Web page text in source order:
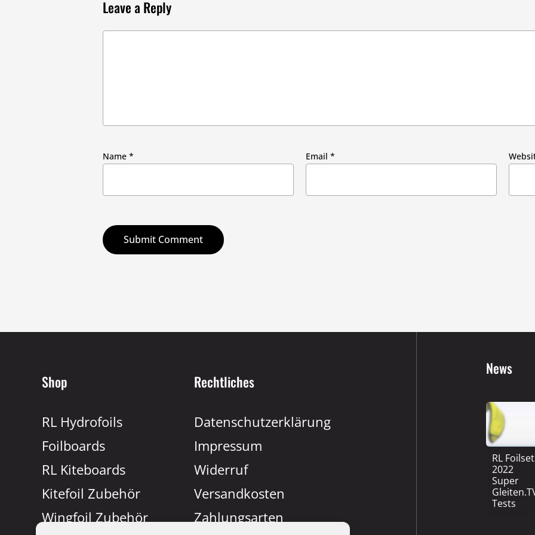
Leave a Reply
Name * Email *
Shop
RL Hydrofoils
Foilboards
RL Kiteboards
Kitefoil Zubehör
Wingfoil Zubehör
Rechtliches
Datenschutzerklärung
Impressum
Widerruf
Versandkosten
Zahlungsarten
News
RL
2022
Super
Tests